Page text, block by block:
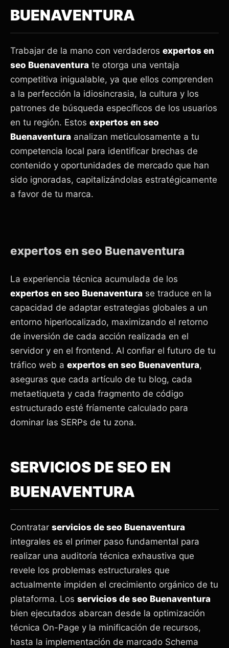
BUENAVENTURA
Trabajar de la mano con verdaderos expertos en
seo Buenaventura te otorga una ventaja
competitiva inigualable, ya que ellos comprenden
a la perfección la idiosincrasia, la cultura y los
patrones de búsqueda específicos de los usuarios
en tu región. Estos expertos en seo
Buenaventura analizan meticulosamente a tu
competencia local para identificar brechas de
contenido y oportunidades de mercado que han
sido ignoradas, capitalizándolas estratégicamente
a favor de tu marca.
expertos en seo Buenaventura
La experiencia técnica acumulada de los
expertos en seo Buenaventura se traduce en la
capacidad de adaptar estrategias globales a un
entorno hiperlocalizado, maximizando el retorno
de inversión de cada acción realizada en el
servidor y en el frontend. Al confiar el futuro de tu
tráfico web a expertos en seo Buenaventura,
aseguras que cada artículo de tu blog, cada
metaetiqueta y cada fragmento de código
estructurado esté fríamente calculado para
dominar las SERPs de tu zona.
SERVICIOS DE SEO EN
BUENAVENTURA
Contratar servicios de seo Buenaventura
integrales es el primer paso fundamental para
realizar una auditoría técnica exhaustiva que
revele los problemas estructurales que
actualmente impiden el crecimiento orgánico de tu
plataforma. Los servicios de seo Buenaventura
bien ejecutados abarcan desde la optimización
técnica On-Page y la minificación de recursos,
hasta la implementación de marcado Schema